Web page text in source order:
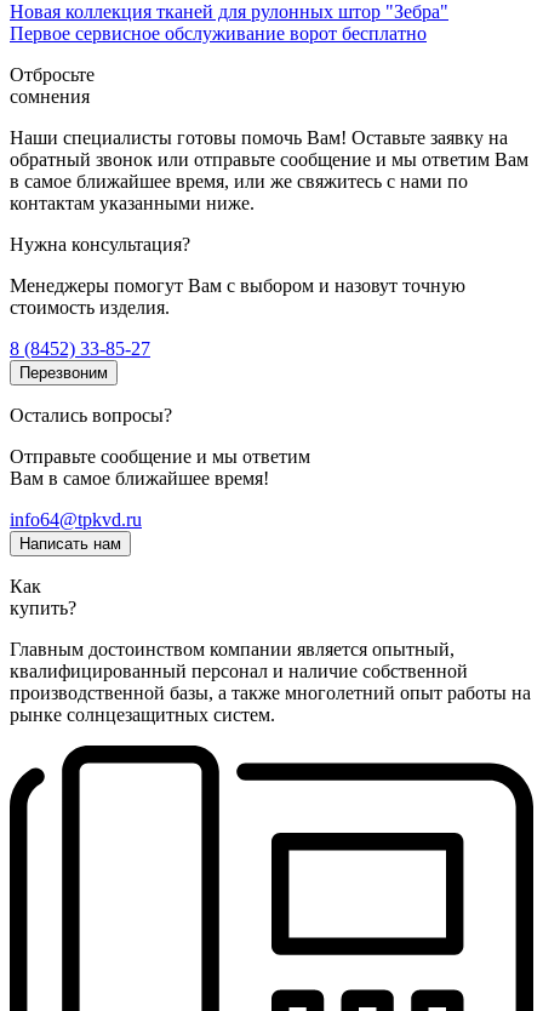
Новая коллекция тканей для рулонных штор "Зебра"
Первое сервисное обслуживание ворот бесплатно
Отбросьте
сомнения
Наши специалисты готовы помочь Вам! Оставьте заявку на
обратный звонок или отправьте сообщение и мы ответим Вам
в самое ближайшее время, или же свяжитесь с нами по
контактам указанными ниже.
Нужна консультация?
Менеджеры помогут Вам с выбором и назовут точную
стоимость изделия.
8 (8452) 33-85-27
Перезвоним
Остались вопросы?
Отправьте сообщение и мы ответим
Вам в самое ближайшее время!
info64@tpkvd.ru
Написать нам
Как
купить?
Главным достоинством компании является опытный,
квалифицированный персонал и наличие собственной
производственной базы, а также многолетний опыт работы на
рынке солнцезащитных систем.